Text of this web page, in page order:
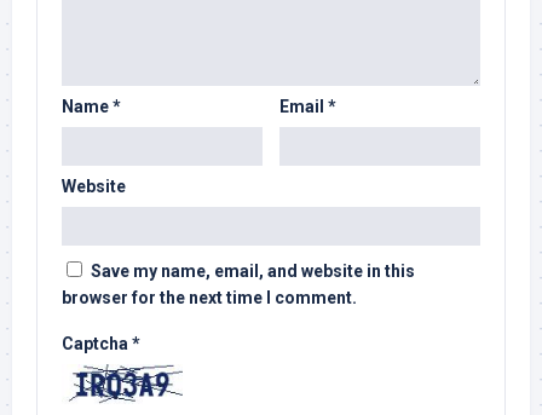
Name* Email *
Website
Save my name, email, and website in this
browser for the next time I comment.
Captcha *